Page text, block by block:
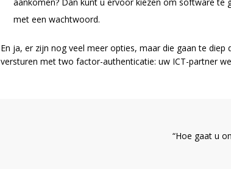
aankomen? Dan kunt u ervoor kiezen om software te
met een wachtwoord.
En ja, er zijn nog veel meer opties, maar die gaan te
versturen met two factor-authenticatie: uw ICT-partner
“Hoe gaat u